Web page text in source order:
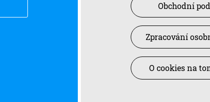
Obchodní
Zpracování
O cookies na